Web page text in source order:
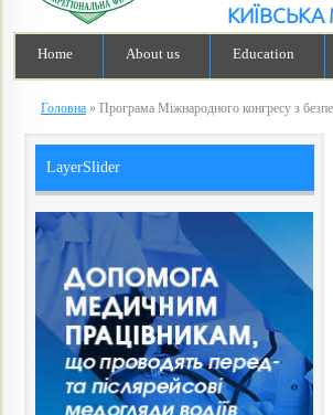
КИЇВСЬКА
Home About us Education
Головна » Програма Міжнародного конгресу з
LayerSlider